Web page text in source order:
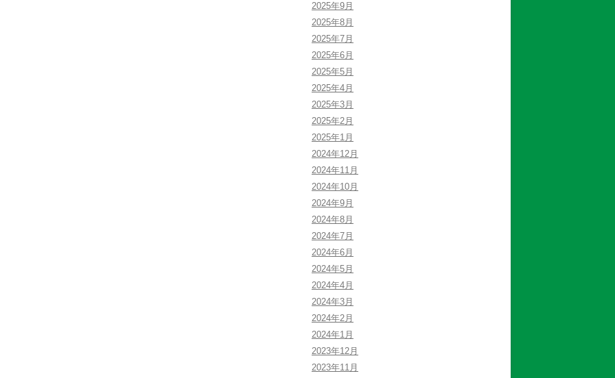
2025年9月
2025年8月
2025年7月
2025年6月
2025年5月
2025年4月
2025年3月
2025年2月
2025年1月
2024年12月
2024年11月
2024年10月
2024年9月
2024年8月
2024年7月
2024年6月
2024年5月
2024年4月
2024年3月
2024年2月
2024年1月
2023年12月
2023年11月